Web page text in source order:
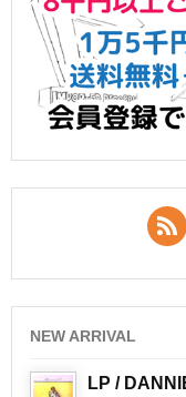
NEW ARRIVAL
LP /